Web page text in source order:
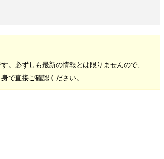
。必ずしも最新の情報とは限りませんので、
で直接ご確認ください。